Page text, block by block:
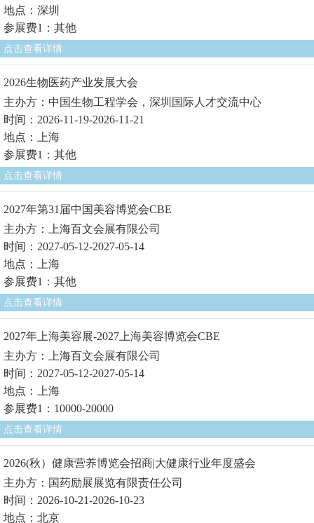
地点：深圳
参展费1：其他
点击查看详情
2026生物医药产业发展大会
主办方：中国生物工程学会，深圳国际人才交流中心
时间：2026-11-19-2026-11-21
地点：上海
参展费1：其他
点击查看详情
2027年第31届中国美容博览会CBE
主办方：上海百文会展有限公司
时间：2027-05-12-2027-05-14
地点：上海
参展费1：其他
点击查看详情
2027年上海美容展-2027上海美容博览会CBE
主办方：上海百文会展有限公司
时间：2027-05-12-2027-05-14
地点：上海
参展费1：10000-20000
点击查看详情
2026(秋）健康营养博览会招商|大健康行业年度盛会
主办方：国药励展展览有限责任公司
时间：2026-10-21-2026-10-23
地点：北京